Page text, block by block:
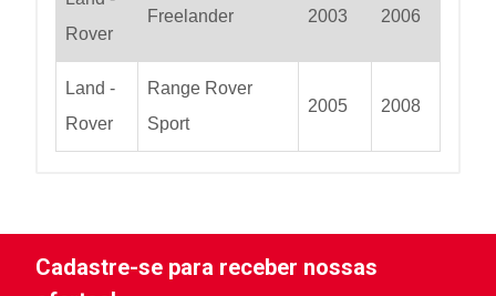
Rover
Freelander 2003 2006
Land -
Rover
Range Rover
Sport
2005 2008
Cadastre-se para receber nossas